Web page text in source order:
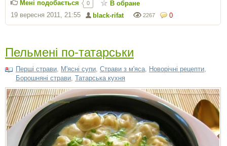
0
2267
black-rifat
19 вересня 2011, 21:55
Мені подобається 0 В обране
Пельмені по-татарськи
Перші страви М'ясні супи Страви з м'яса Новорічні рецепти
Борошняні страви Татарська кухня